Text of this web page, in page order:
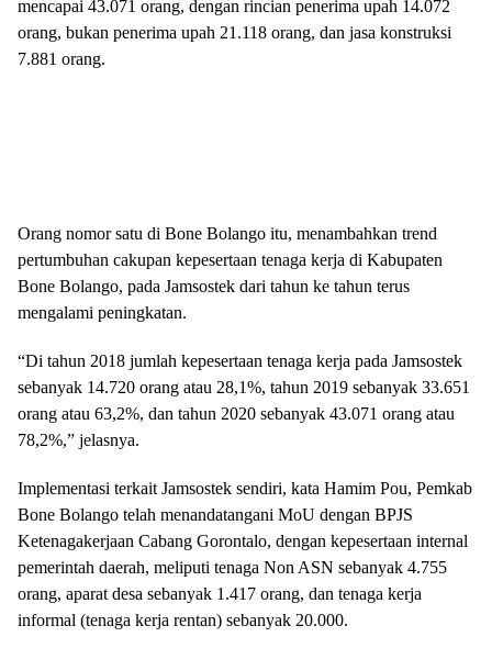
mencapai 43.071 orang, dengan rincian penerima upah 14.072
orang, bukan penerima upah 21.118 orang, dan jasa konstruksi
7.881 orang.
Orang nomor satu di Bone Bolango itu, menambahkan trend
pertumbuhan cakupan kepesertaan tenaga kerja di Kabupaten
Bone Bolango, pada Jamsostek dari tahun ke tahun terus
mengalami peningkatan.
“Di tahun 2018 jumlah kepesertaan tenaga kerja pada Jamsostek
sebanyak 14.720 orang atau 28,1%, tahun 2019 sebanyak 33.651
orang atau 63,2%, dan tahun 2020 sebanyak 43.071 orang atau
78,2%,” jelasnya.
Implementasi terkait Jamsostek sendiri, kata Hamim Pou, Pemkab
Bone Bolango telah menandatangani MoU dengan BPJS
Ketenagakerjaan Cabang Gorontalo, dengan kepesertaan internal
pemerintah daerah, meliputi tenaga Non ASN sebanyak 4.755
orang, aparat desa sebanyak 1.417 orang, dan tenaga kerja
informal (tenaga kerja rentan) sebanyak 20.000.